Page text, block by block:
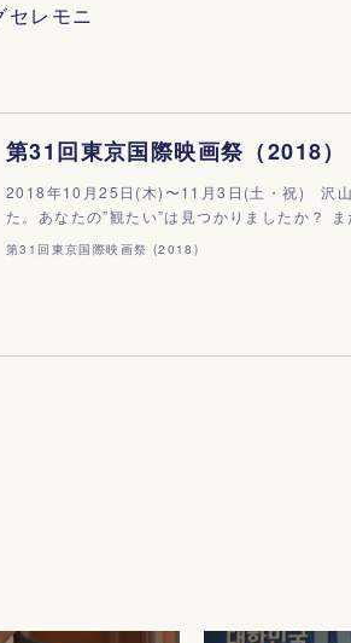
セレモニ
第31回東京国際映画祭（2018）
2018年10月25日(木)〜11月3日(土・祝) 沢山
た。あなたの”観たい”は見つかりましたか？
第31回東京国際映画祭 (2018)